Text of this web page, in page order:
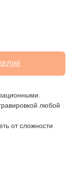
любой
от сложности